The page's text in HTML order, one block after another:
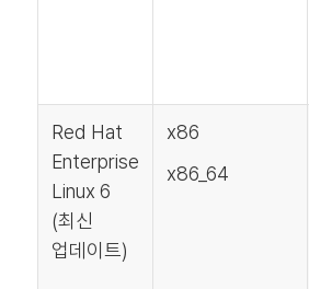
Red Hat
Enterprise
Linux 6
(최신
업데이트)
x86
x86_64